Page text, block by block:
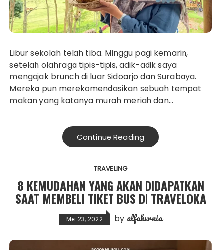
Libur sekolah telah tiba. Minggu pagi kemarin,
setelah olahraga tipis-tipis, adik-adik saya
mengajak brunch di luar Sidoarjo dan Surabaya.
Mereka pun merekomendasikan sebuah tempat
makan yang katanya murah meriah dan…
Continue Reading
TRAVELING
8 KEMUDAHAN YANG AKAN DIDAPATKAN
SAAT MEMBELI TIKET BUS DI TRAVELOKA
Mei 23, 2022 by alfakurnia